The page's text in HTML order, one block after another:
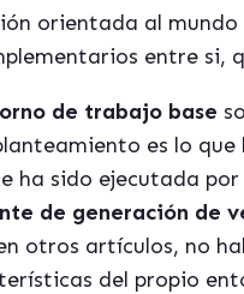
orientada al
entre si,
de trabajo base
es lo que
ha sido ejecutada
de generación de
otros artículos, no
del propio